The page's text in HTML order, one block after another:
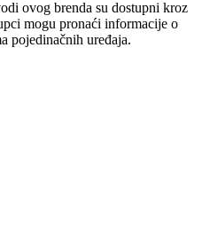
ovog brenda su dostupni kroz
mogu pronaći informacije o
pojedinačnih uređaja.